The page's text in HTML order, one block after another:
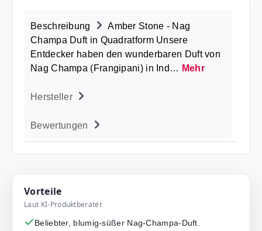
Beschreibung
Amber Stone - Nag
Champa Duft in Quadratform Unsere
Entdecker haben den wunderbaren Duft von
Nag Champa (Frangipani) in Ind… Mehr
Hersteller
Bewertungen
Vorteile
Laut KI-Produktberater
Beliebter, blumig-süßer Nag-Champa-Duft.